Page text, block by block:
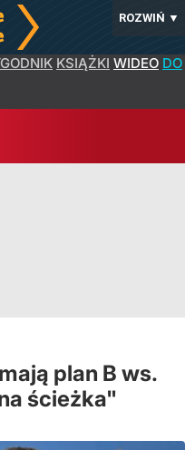
ROZWIŃ ▼
KSIĄŻKI WIDEO DO
plan B ws.
ścieżka"